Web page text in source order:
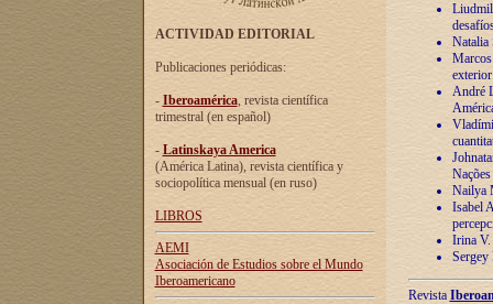
ACTIVIDAD EDITORIAL
Publicaciones periódicas:
- Iberoamérica, revista científica
trimestral (en español)
- Latinskaya America
(América Latina), revista científica y
sociopolítica mensual (en ruso)
LIBROS
AEMI
Asociación de Estudios sobre el Mundo
Iberoamericano
Natalia
André
Nailya
Isabel
Irina V.
Sergey
Revista